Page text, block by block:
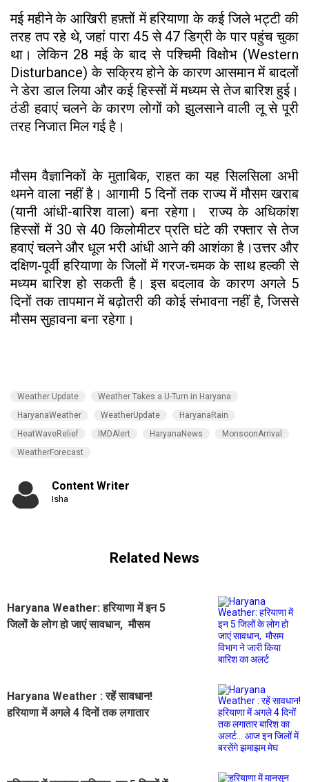
मई महीने के आखिरी हफ़्तों में हरियाणा के कई जिले भट्टी की
तरह तप रहे थे, जहां पारा 45 से 47 डिग्री के पार पहुंच चुका
था। लेकिन 28 मई के बाद से पश्चिमी विक्षोभ (Western
Disturbance) के सक्रिय होने के कारण आसमान में बादलों
ने डेरा डाल लिया और कई हिस्सों में मध्यम से तेज बारिश हुई।
ठंडी हवाएं चलने के कारण लोगों को झुलसाने वाली लू से पूरी
तरह निजात मिल गई है।
मौसम वैज्ञानिकों के मुताबिक, राहत का यह सिलसिला अभी
थमने वाला नहीं है। आगामी 5 दिनों तक राज्य में मौसम खराब
(यानी आंधी-बारिश वाला) बना रहेगा। राज्य के अधिकांश
हिस्सों में 30 से 40 किलोमीटर प्रति घंटे की रफ्तार से तेज
हवाएं चलने और धूल भरी आंधी आने की आशंका है।उत्तर और
दक्षिण-पूर्वी हरियाणा के जिलों में गरज-चमक के साथ हल्की से
मध्यम बारिश हो सकती है। इस बदलाव के कारण अगले 5
दिनों तक तापमान में बढ़ोतरी की कोई संभावना नहीं है, जिससे
मौसम सुहावना बना रहेगा।
Weather Update
Weather Takes a U-Turn in Haryana
HaryanaWeather
WeatherUpdate
HaryanaRain
HeatWaveRelief
IMDAlert HaryanaNews
MonsoonArrival
WeatherForecast
Content Writer
Isha
Related News
Haryana Weather: हरियाणा में इन 5
जिलों के लोग हो जाएं सावधान, मौसम
Haryana Weather : रहें सावधान!
हरियाणा में अगले 4 दिनों तक लगातार